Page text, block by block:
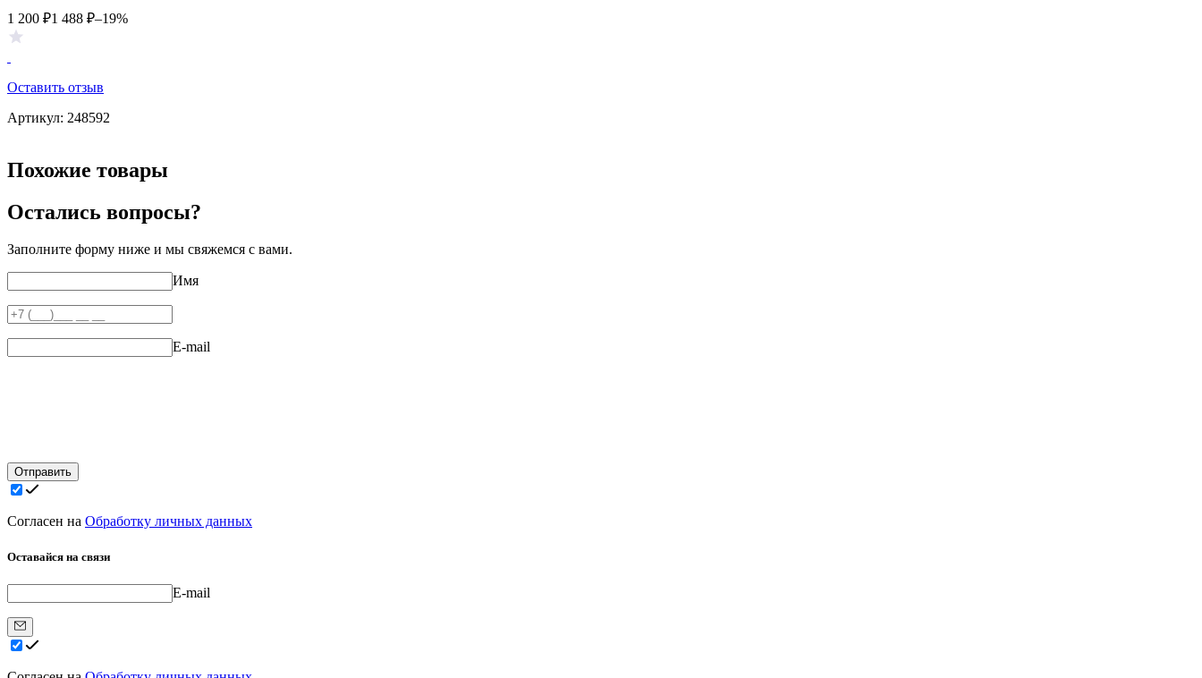
1 200 ₽1 488 ₽–19%
Оставить отзыв
Артикул: 248592
Похожие товары
Остались вопросы?
Заполните форму ниже и мы свяжемся с вами.
Имя
E-mail
Отправить
Согласен на Обработку личных данных
Оставайся на связи
E-mail